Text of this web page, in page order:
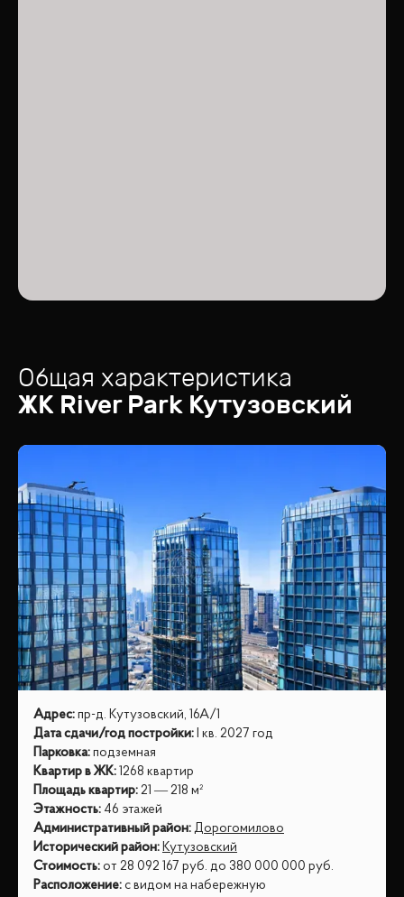
Общая характеристика
ЖК River Park Кутузовский
Адрес: пр-д. Кутузовский, 16А/1
Дата сдачи/год постройки: I кв. 2027 год
Парковка: подземная
Квартир в ЖК: 1268 квартир
Площадь квартир: 21 — 218 м²
Этажность: 46 этажей
Административный район: Дорогомилово
Исторический район: Кутузовский
Стоимость: от 28 092 167 руб. до 380 000 000 руб.
Расположение: с видом на набережную